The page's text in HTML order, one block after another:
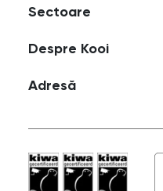
Sectoare
Despre Kooi
Adresă